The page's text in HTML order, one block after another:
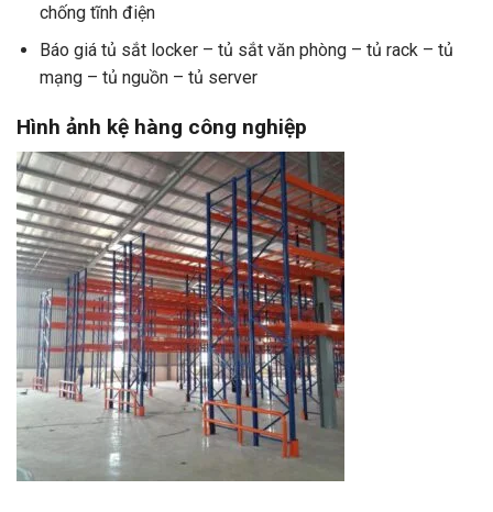
chống tĩnh điện
Báo giá tủ sắt locker – tủ sắt văn phòng – tủ rack – tủ
mạng – tủ nguồn – tủ server
Hình ảnh kệ hàng công nghiệp